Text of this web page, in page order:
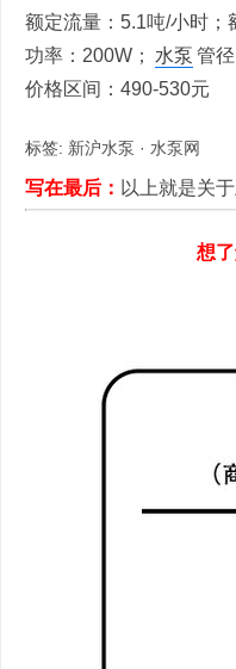
额定流量：5.1吨/小时；
功率：200W；
水泵 管
价格区间：490-530元
标签: 新沪水泵 · 水泵网
写在最后： 以上就是关于
想